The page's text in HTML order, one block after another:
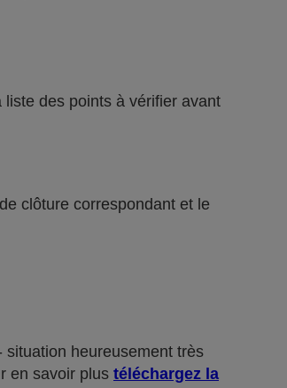
des points à vérifier avant
clôture correspondant et le
heureusement très
en savoir plus téléchargez la